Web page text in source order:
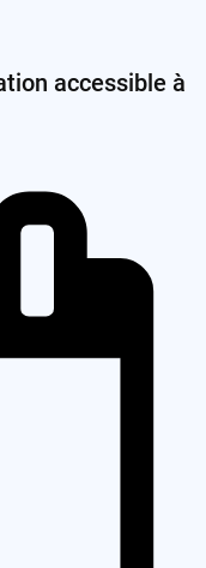
accessible à